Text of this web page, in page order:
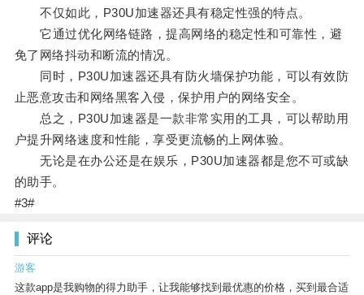
不仅如此，P30U加速器还具有稳定性强的特点。
它通过优化网络链路，提高网络的稳定性和可靠性，避
免了网络抖动和断流的情况。
同时，P30U加速器还具有防火墙保护功能，可以有效防
止恶意攻击和网络黑客入侵，保护用户的网络安全。
总之，P30U加速器是一款非常实用的工具，可以帮助用
户提升网络速度和性能，享受更流畅的上网体验。
无论是在办公还是在娱乐，P30U加速器都是您不可或缺
的助手。
#3#
评论
游客
这款app是我购物的得力助手，让我能够找到最优惠的价格，买到最合适